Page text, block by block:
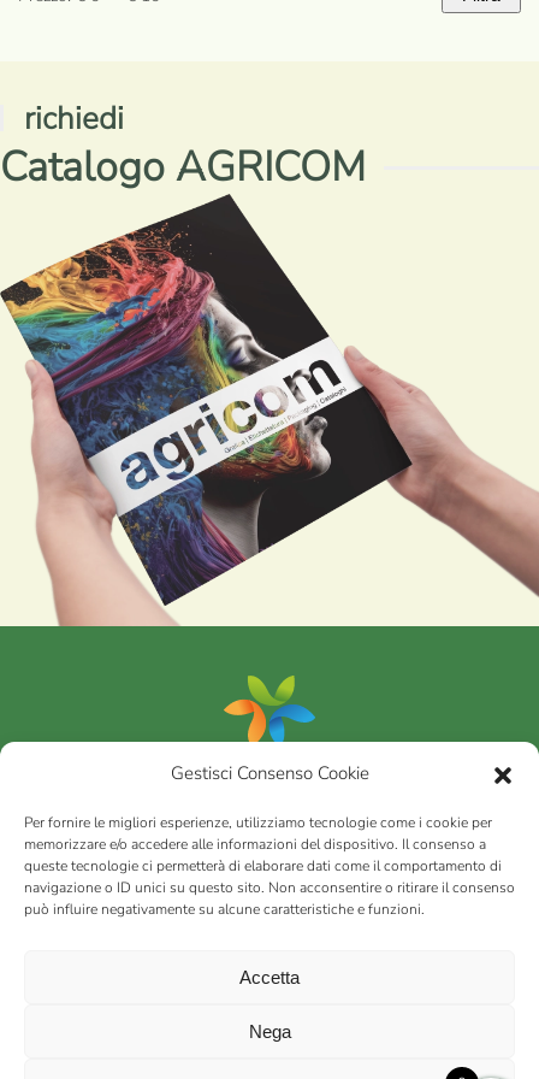
Gestisci Consenso Cookie
Per fornire le migliori esperienze, utilizziamo tecnologie come i cookie per
memorizzare e/o accedere alle informazioni del dispositivo. Il consenso a
queste tecnologie ci permetterà di elaborare dati come il comportamento di
navigazione o ID unici su questo sito. Non acconsentire o ritirare il consenso
può influire negativamente su alcune caratteristiche e funzioni.
Accetta
Nega
Prezzo
Prezzo
richiedi
Catalogo AGRICOM
Portfolio
AGRICOMs.r.l.
via Montalbano 65 51100 Case Nuove di Masiano (PT) | codice
Int. versato | Repertorio Economico Amministrativo C.C.I.A.A. di
Privacy policy